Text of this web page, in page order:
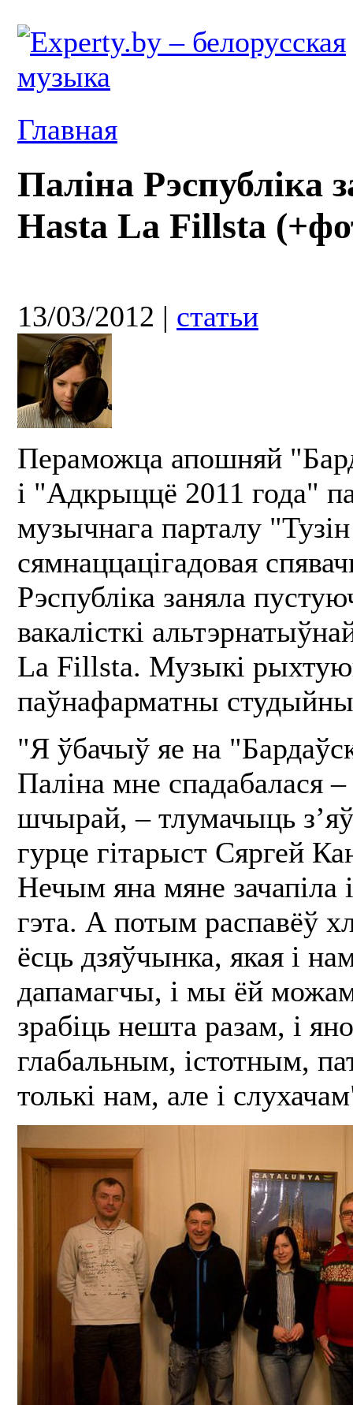
Главная
Паліна Рэспубліка
Hasta La Fillsta
13/03/2012 | статьи
Пераможца апошняй
і "Адкрыццё 2011 года"
музычнага парталу
сямнаццацігадовая
Рэспубліка заняла
вакалісткі
La Fillsta. Музыкі
паўнафарматны
"Я ўбачыў яе на
Паліна мне спадабалася –
шчырай, – тлумачыць
гурце гітарыст Сяргей
Нечым яна мяне зачапіла
гэта. А потым распавёў
ёсць дзяўчынка, якая і
дапамагчы, і мы ёй
зрабіць нешта разам, і
глабальным, істотным,
толькі нам, але і